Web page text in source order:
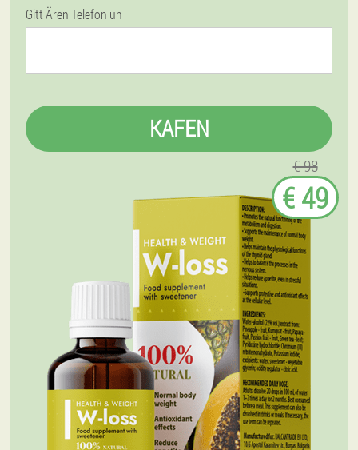
Gitt Ären Telefon un
KAFEN
€ 98
€ 49